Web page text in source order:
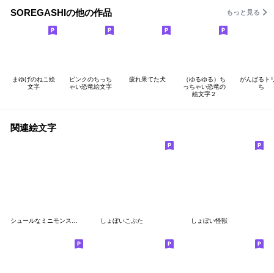
SOREGASHIの他の作品 もっと見る
まゆげのねこ絵
文字
ピンクのちっち
ゃい恐竜絵文字
疲れ果てた犬
（ゆるゆる）ち
っちゃい恐竜の
絵文字２
がんばるト
ち
関連絵文字
しょぼいこぶた しょぼい怪獣